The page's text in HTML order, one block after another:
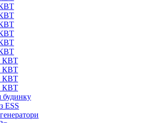
КВТ
КВТ
КВТ
КВТ
будинку
ESS